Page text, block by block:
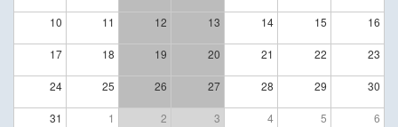
10 11 12 13 14 15 16
17 18 19 20 21 22 23
24 25 26 27 28 29 30
31 1 2 3 4 5 6